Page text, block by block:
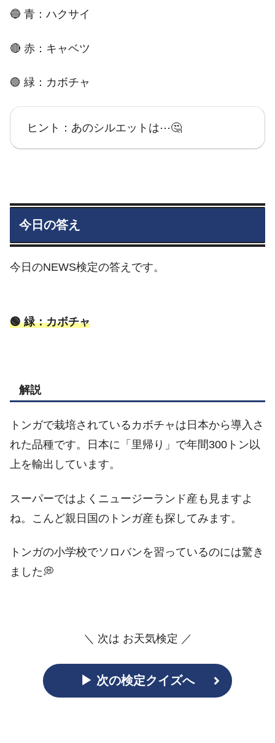
🔵 青：ハクサイ
🔴 赤：キャベツ
🟢 緑：カボチャ
ヒント：あのシルエットは⋯🤔
今日の答え
今日のNEWS検定の答えです。
🟢 緑：カボチャ
解説
トンガで栽培されているカボチャは日本から導入さ
れた品種です。日本に「里帰り」で年間300トン以
上を輸出しています。
スーパーではよくニュージーランド産も見ますよ
ね。こんど親日国のトンガ産も探してみます。
トンガの小学校でソロバンを習っているのには驚き
ました💭
＼ 次は お天気検定 ／
▶ 次の検定クイズへ